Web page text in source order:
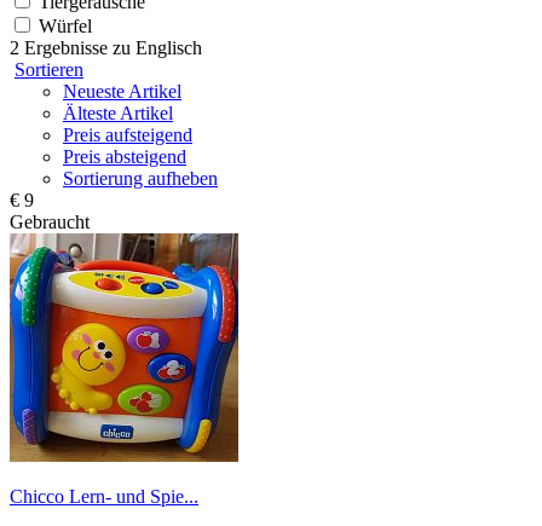
Würfel
2 Ergebnisse zu Englisch
Sortieren
Neueste Artikel
Älteste Artikel
Preis aufsteigend
Preis absteigend
Sortierung aufheben
€ 9
Gebraucht
Chicco Lern- und Spie...